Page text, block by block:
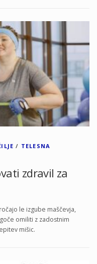
/ TELESNA
zdravil za
le izgube maščevja,
omiliti z zadostnim
mišic.